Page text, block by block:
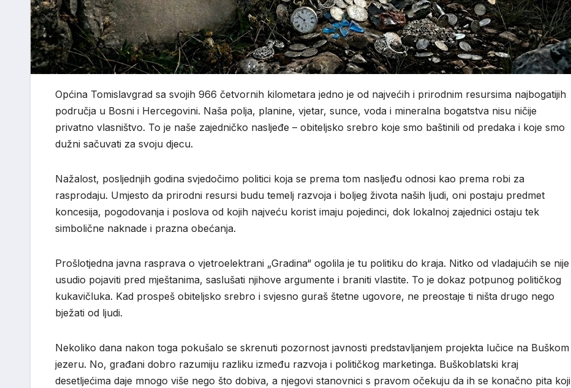
Općina Tomislavgrad sa svojih 966 četvornih kilometara jedno je od najvećih i prirodnim resursima najbogatijih
područja u Bosni i Hercegovini. Naša polja, planine, vjetar, sunce, voda i mineralna bogatstva nisu ničije
privatno vlasništvo. To je naše zajedničko nasljeđe – obiteljsko srebro koje smo baštinili od predaka i koje smo
dužni sačuvati za svoju djecu.
Nažalost, posljednjih godina svjedočimo politici koja se prema tom nasljeđu odnosi kao prema robi za
rasprodaju. Umjesto da prirodni resursi budu temelj razvoja i boljeg života naših ljudi, oni postaju predmet
koncesija, pogodovanja i poslova od kojih najveću korist imaju pojedinci, dok lokalnoj zajednici ostaju tek
simbolične naknade i prazna obećanja.
Prošlotjedna javna rasprava o vjetroelektrani „Gradina“ ogolila je tu politiku do kraja. Nitko od vladajućih se nije
usudio pojaviti pred mještanima, saslušati njihove argumente i braniti vlastite. To je dokaz potpunog političkog
kukavičluka. Kad prospeš obiteljsko srebro i svjesno guraš štetne ugovore, ne preostaje ti ništa drugo nego
bježati od ljudi.
Nekoliko dana nakon toga pokušalo se skrenuti pozornost javnosti predstavljanjem projekta lučice na Buškom
jezeru. No, građani dobro razumiju razliku između razvoja i političkog marketinga. Buškoblatski kraj
desetljećima daje mnogo više nego što dobiva, a njegovi stanovnici s pravom očekuju da ih se konačno pita koji